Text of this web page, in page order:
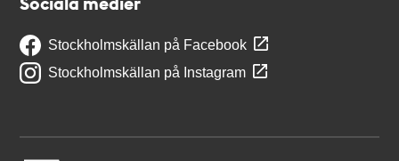
Stockholmskällan på Facebook
Stockholmskällan på Instagram